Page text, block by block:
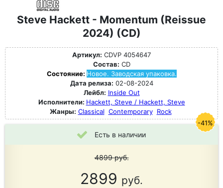
Steve Hackett - Momentum (Reissue
2024) (CD)
Артикул: CDVP 4054647
Состав: CD
Состояние: Новое. Заводская упаковка.
Дата релиза: 02-08-2024
Лейбл: Inside Out
Исполнители: Hackett, Steve / Hackett, Steve
Жанры: Classical Contemporary Rock
Есть в наличии
4899руб.
2899 руб.
-41%